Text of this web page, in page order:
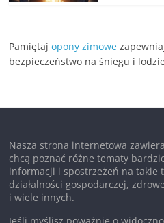
Pamiętajopony zimowe
bezpieczeństwo na śniegu i
Nasza strona internetowa
chcą poznać różne tematy
informacji i spostrzeżeń na takie
działalności gospodarczej,
i wiele innych.